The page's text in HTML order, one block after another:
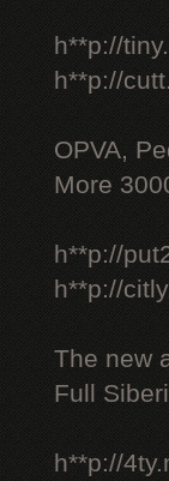
h**p://
h**p://
OPVA,
More
h**p://
h**p://
The new
Full
h**p://